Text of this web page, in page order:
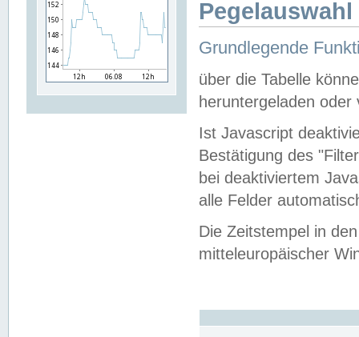
Grundlegende
über die Tabelle
heruntergeladen oder
Ist Javascript
Bestätigung des
bei deaktiviertem
alle Felder
Die Zeitstempel in
mitteleuropäischer